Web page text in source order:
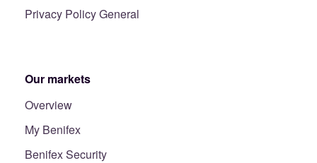
Privacy Policy General
Our markets
Overview
My Benifex
Benifex Security